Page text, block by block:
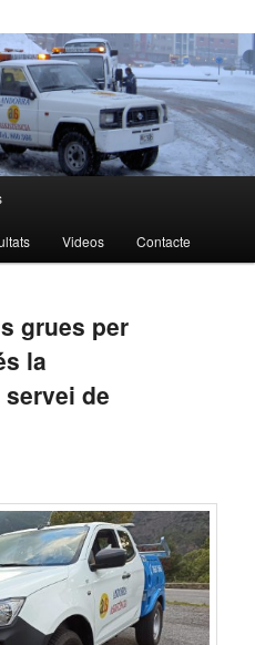
Videos Contacte
grues per
la
de